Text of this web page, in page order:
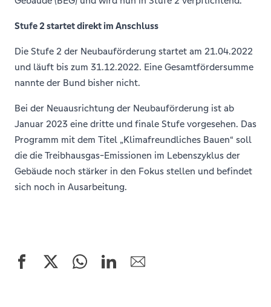
Stufe 2 startet direkt im Anschluss
Die Stufe 2 der Neubauförderung startet am 21.04.2022
und läuft bis zum 31.12.2022. Eine Gesamtfördersumme
nannte der Bund bisher nicht.
Bei der Neuausrichtung der Neubauförderung ist ab
Januar 2023 eine dritte und finale Stufe vorgesehen. Das
Programm mit dem Titel „Klimafreundliches Bauen“ soll
die die Treibhausgas-Emissionen im Lebenszyklus der
Gebäude noch stärker in den Fokus stellen und befindet
sich noch in Ausarbeitung.